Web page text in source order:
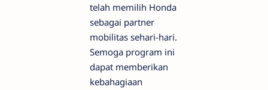
telah memilih Honda
sebagai partner
mobilitas sehari-hari.
Semoga program ini
dapat memberikan
kebahagiaan